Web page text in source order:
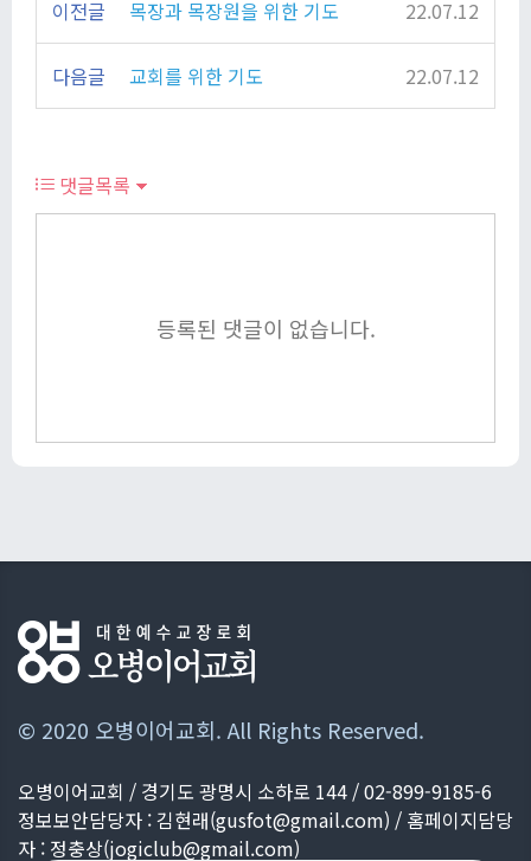
이전글 목장과 목장원을 위한 기도 22.07.12
다음글 교회를 위한 기도 22.07.12
댓글목록
등록된 댓글이 없습니다.
© 2020 오병이어교회. All Rights Reserved.
오병이어교회 / 경기도 광명시 소하로 144 / 02-899-9185-6
정보보안담당자 : 김현래(gusfot@gmail.com) / 홈페이지담당
자 : 정충상(jogiclub@gmail.com)